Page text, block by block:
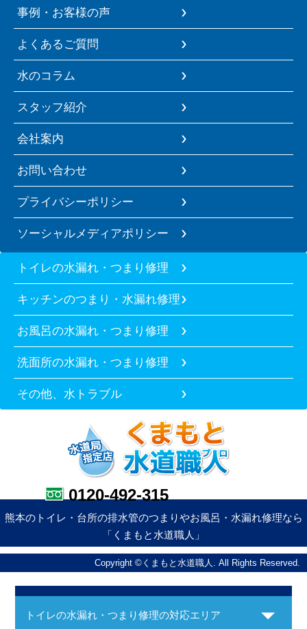
事例・お客様の声
よくあるご質問
水のコラム
スタッフ紹介
会社案内
お問い合わせ
プライバシーポリシー
ソーシャルメディアポリシー
トイレの水漏れ・つまり修理
キッチンのつまり・水漏れ修理
お風呂の水漏れ・つまり修理
洗面所の水漏れ・つまり修理
その他、水トラブル
0120-492-315
熊本のトイレ・台所の排水管のつまりやお風呂・水漏れ修理なら
「くまもと水道職人」
Copyright ©くまもと水道職人. All Rights Reserved.
トイレの水漏れ・つまり修理の対応エリア